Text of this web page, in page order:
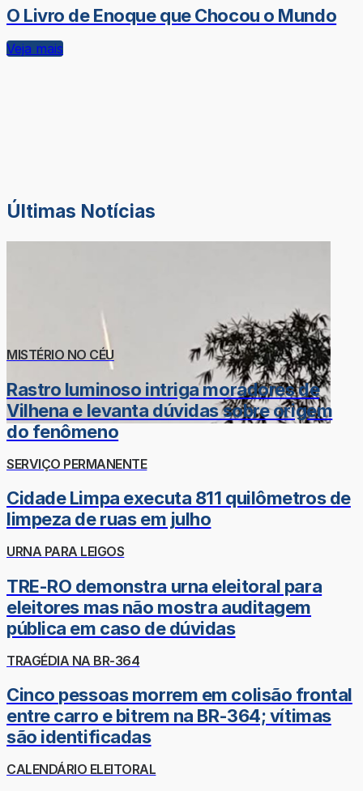
O Livro de Enoque que Chocou o Mundo
Veja mais
Últimas Notícias
MISTÉRIO NO CÉU
Rastro luminoso intriga moradores de
Vilhena e levanta dúvidas sobre origem
do fenômeno
SERVIÇO PERMANENTE
Cidade Limpa executa 811 quilômetros de
limpeza de ruas em julho
URNA PARA LEIGOS
TRE-RO demonstra urna eleitoral para
eleitores mas não mostra auditagem
pública em caso de dúvidas
TRAGÉDIA NA BR-364
Cinco pessoas morrem em colisão frontal
entre carro e bitrem na BR-364; vítimas
são identificadas
CALENDÁRIO ELEITORAL